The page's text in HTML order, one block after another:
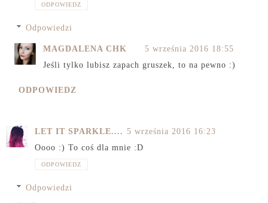
ODPOWIEDZ
Odpowiedzi
MAGDALENA CHK
5 września 2016 18:55
Jeśli tylko lubisz zapach gruszek, to na pewno :)
ODPOWIEDZ
LET IT SPARKLE.... 5 września 2016 16:23
Oooo :) To coś dla mnie :D
ODPOWIEDZ
Odpowiedzi